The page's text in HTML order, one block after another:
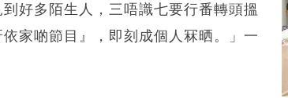
好多陌生人，三唔識七要行番轉頭搵
家啲節目』，即刻成個人冧晒。」一